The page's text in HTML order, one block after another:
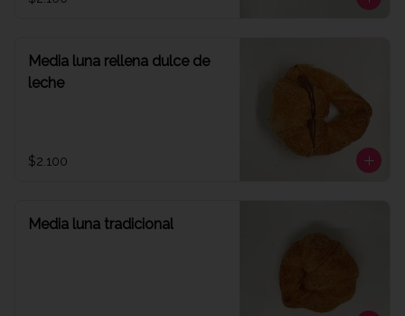
Media luna rellena dulce de
leche
$2.100
Media luna tradicional